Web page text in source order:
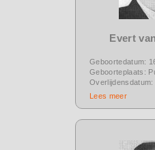
Evert
Geboortedatum:
Geboorteplaats:
Lees meer